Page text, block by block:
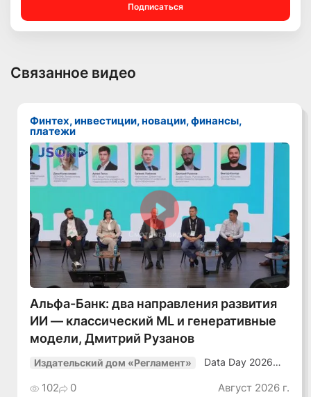
Подписаться
Связанное видео
Финтех, инвестиции, новации, финансы,
платежи
Смотреть видео
Альфа-Банк: два направления развития
ИИ — классический ML и генеративные
модели, Дмитрий Рузанов
Издательский дом «Регламент»
Data Day 2026
Как сохранять
уверенный курс
102 0 Август 2026 г.